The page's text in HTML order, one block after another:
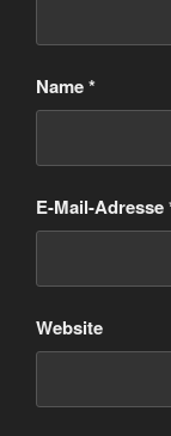
Name*
E-Mail-Adresse
Website